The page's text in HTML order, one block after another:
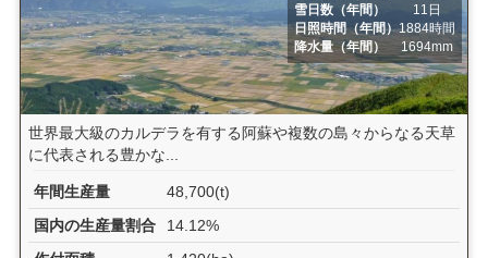
雪日数（年間）
11日
日照時間（年間）1884時間
降水量（年間）
1694mm
世界最大級のカルデラを有する阿蘇や複数の島々からなる天草
に代表される豊かな...
年間生産量
48,700(t)
国内の生産量割合
14.12%